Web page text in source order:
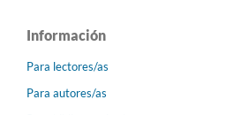
Información
Para lectores/as
Para autores/as